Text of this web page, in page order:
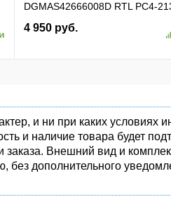
DGMAS42666008D RTL PC4-
SO-DIMM 260-pin 1.2В dual
4 950 руб.
и ни при каких
и наличие товара будет
Внешний вид и
без дополнительного